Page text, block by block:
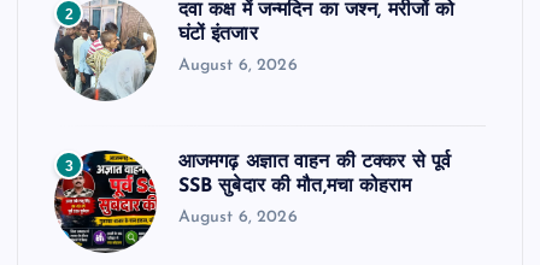
2
दवा कक्ष में जन्मदिन का जश्न, मरीजों को
घंटों इंतजार
August 6, 2026
3
आजमगढ़ अज्ञात वाहन की टक्कर से पूर्व
SSB सुबेदार की मौत,मचा कोहराम
August 6, 2026